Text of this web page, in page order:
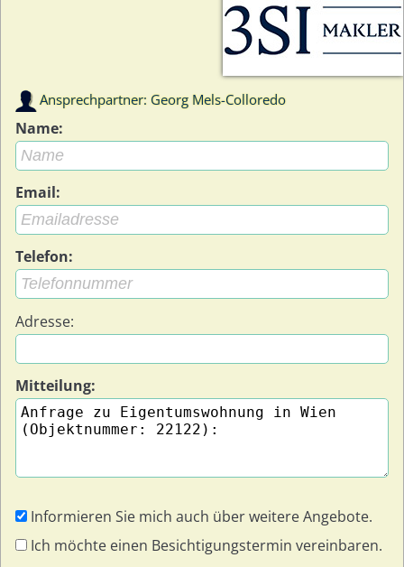
Ansprechpartner: Georg Mels-Colloredo
Name:
Email:
Telefon:
Adresse:
Mitteilung:
Informieren Sie mich auch über weitere Angebote.
Ich möchte einen Besichtigungstermin vereinbaren.